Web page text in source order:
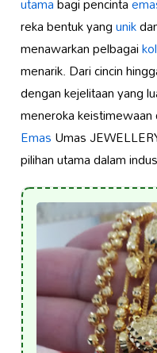
reka bentuk yangunik
menawarkan pelbagai
menarik. Dari cincin
dengan kejelitaan yang
meneroka keistimewaan
EmasUmas
pilihan utama dalam